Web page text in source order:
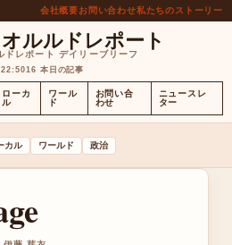
会社概要お問い合わせ私たちのストーリー
ルルドレポート
ドレポート デイリーブリーフ
22:5016 本日の記事
ローカ
ル
ワール
ド
お問い合
わせ
ニュースレ
ター
カル ワールド 政治